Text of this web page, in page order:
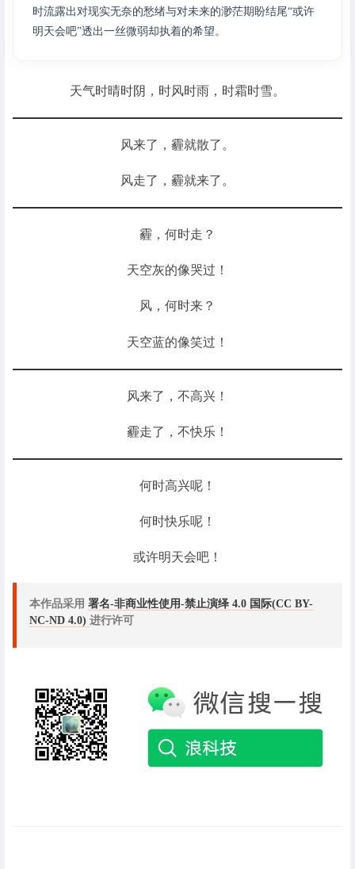
时流露出对现实无奈的愁绪与对未来的渺茫期盼结尾“或许
明天会吧”透出一丝微弱却执着的希望。
天气时晴时阴，时风时雨，时霜时雪。
风来了，霾就散了。
风走了，霾就来了。
霾，何时走？
天空灰的像哭过！
风，何时来？
天空蓝的像笑过！
风来了，不高兴！
霾走了，不快乐！
何时高兴呢！
何时快乐呢！
或许明天会吧！
本作品采用 署名-非商业性使用-禁止演绎 4.0 国际(CC BY-
NC-ND 4.0) 进行许可